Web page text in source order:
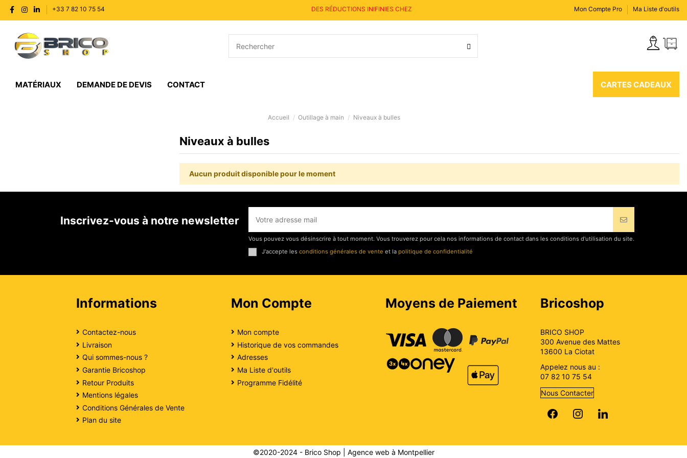
+33 7 82 10 75 54 DES RÉDUCTIONS INIFINIES CHEZ BRICOSHOP Mon Compte Pro Ma Liste d'outils
CARTES CADEAUX
MATÉRIAUX DEMANDE DE DEVIS CONTACT
Accueil Outillage à main Niveaux à bulles
Niveaux à bulles
Aucun produit disponible pour le moment
Inscrivez-vous à notre newsletter
Vous pouvez vous désinscrire à tout moment. Vous trouverez pour cela nos informations de contact dans les conditions d'utilisation du site.
J'accepte les conditions générales de vente et la politique de confidentialité
Informations
Contactez-nous
Livraison
Qui sommes-nous ?
Garantie Bricoshop
Retour Produits
Mentions légales
Conditions Générales de Vente
Plan du site
Mon Compte
Mon compte
Historique de vos commandes
Adresses
Ma Liste d'outils
Programme Fidélité
Moyens de Paiement Bricoshop
BRICO SHOP
300 Avenue des Mattes
13600 La Ciotat
Appelez nous au :
07 82 10 75 54
Nous Contacter
©2020-2024 - Brico Shop | Agence web à Montpellier